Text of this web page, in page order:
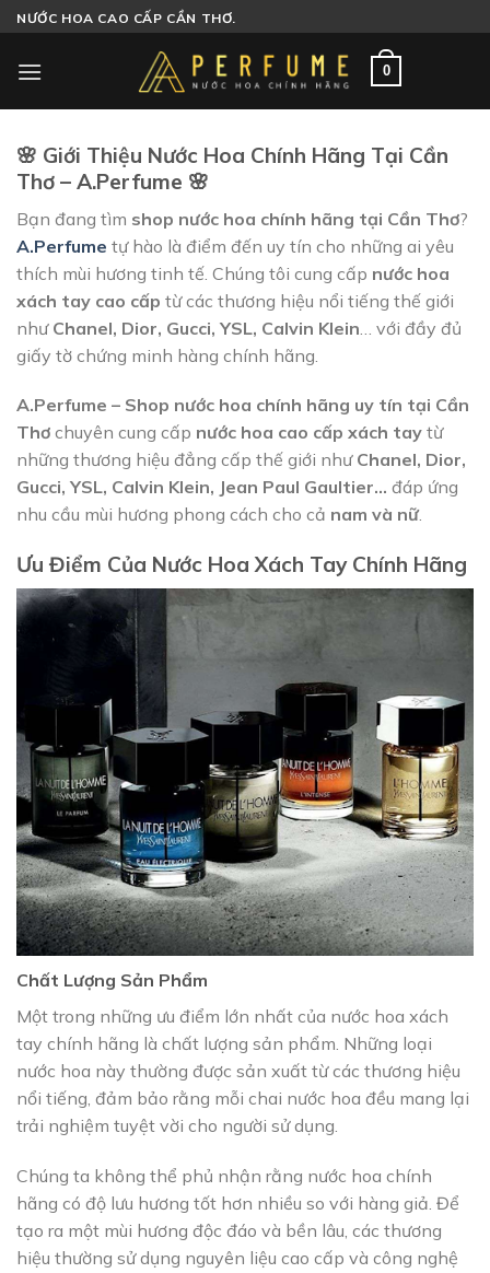
Skip
to
content
NƯỚC HOA CAO CẤP CẦN THƠ.
0
🌸 Giới Thiệu Nước Hoa Chính Hãng Tại Cần
Thơ – A.Perfume 🌸
Bạn đang tìm shop nước hoa chính hãng tại Cần Thơ?
A.Perfume tự hào là điểm đến uy tín cho những ai yêu
thích mùi hương tinh tế. Chúng tôi cung cấp nước hoa
xách tay cao cấp từ các thương hiệu nổi tiếng thế giới
như Chanel, Dior, Gucci, YSL, Calvin Klein … với đầy đủ
giấy tờ chứng minh hàng chính hãng.
A.Perfume – Shop nước hoa chính hãng uy tín tại Cần
Thơ chuyên cung cấp nước hoa cao cấp xách tay từ
những thương hiệu đẳng cấp thế giới như Chanel, Dior,
Gucci, YSL, Calvin Klein, Jean Paul Gaultier… đáp ứng
nhu cầu mùi hương phong cách cho cả nam và nữ.
Ưu Điểm Của Nước Hoa Xách Tay Chính Hãng
Chất Lượng Sản Phẩm
Một trong những ưu điểm lớn nhất của nước hoa xách
tay chính hãng là chất lượng sản phẩm. Những loại
nước hoa này thường được sản xuất từ các thương hiệu
nổi tiếng, đảm bảo rằng mỗi chai nước hoa đều mang lại
trải nghiệm tuyệt vời cho người sử dụng.
Chúng ta không thể phủ nhận rằng nước hoa chính
hãng có độ lưu hương tốt hơn nhiều so với hàng giả. Để
tạo ra một mùi hương độc đáo và bền lâu, các thương
hiệu thường sử dụng nguyên liệu cao cấp và công nghệ